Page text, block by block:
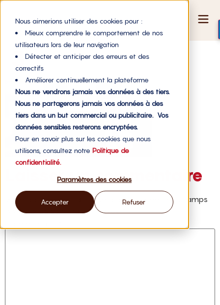
Nous aimerions utiliser des cookies pour :
Mieux comprendre le comportement de nos
utilisateurs lors de leur navigation
Détecter et anticiper des erreurs et des
correctifs
Améliorer continuellement la plateforme
Nous ne vendrons jamais vos données à des tiers.
Nous ne partagerons jamais vos données à des
tiers dans un but commercial ou publicitaire. Vos
données sensibles resterons encryptées.
Pour en savoir plus sur les cookies que nous
utilisons, consultez notre Politique de
confidentialité.
Paramètres des cookies
Accepter Refuser
3
Laisser un commentaire
Votre adresse e-mail ne sera pas publiée.
Les champs
obligatoires sont indiqués avec*